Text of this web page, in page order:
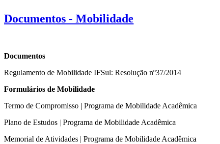
Documentos - Mobilidade
Documentos
Regulamento de Mobilidade IFSul: Resolução nº37/2014
Formulários de Mobilidade
Termo de Compromisso | Programa de Mobilidade Acadêmica
Plano de Estudos | Programa de Mobilidade Acadêmica
Memorial de Atividades | Programa de Mobilidade Acadêmica